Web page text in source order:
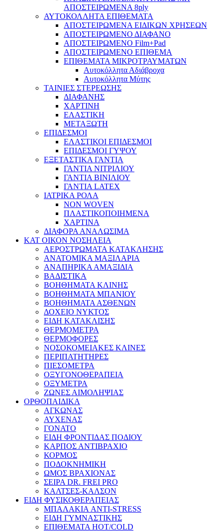
ΑΠΟΣΤΕΙΡΩΜΕΝΑ 8ply
ΑΥΤΟΚΟΛΛΗΤΑ ΕΠΙΘΕΜΑΤΑ
ΑΠΟΣΤΕΙΡΩΜΕΝΑ ΕΙΔΙΚΩΝ ΧΡΗΣΕΩΝ
ΑΠΟΣΤΕΙΡΩΜΕΝΟ ΔΙΑΦΑΝΟ
ΑΠΟΣΤΕΙΡΩΜΕΝΟ Film+Pad
ΑΠΟΣΤΕΙΡΩΜΕΝΟ ΕΠΙΘΕΜΑ
ΕΠΙΘΕΜΑΤΑ ΜΙΚΡΟΤΡΑΥΜΑΤΩΝ
Αυτοκόλλητα Αδιάβροχα
Αυτοκόλλητα Μύτης
ΤΑΙΝΙΕΣ ΣΤΕΡΕΩΣΗΣ
ΔΙΑΦΑΝΗΣ
ΧΑΡΤΙΝΗ
ΕΛΑΣΤΙΚΗ
ΜΕΤΑΞΩΤΗ
ΕΠΙΔΕΣΜΟΙ
ΕΛΑΣΤΙΚΟΙ ΕΠΙΔΕΣΜΟΙ
ΕΠΙΔΕΣΜΟΙ ΓΥΨΟΥ
ΕΞΕΤΑΣΤΙΚΑ ΓΑΝΤΙΑ
ΓΑΝΤΙΑ ΝΙΤΡΙΛΙΟΥ
ΓΑΝΤΙΑ ΒΙΝΙΛΙΟΥ
ΓΑΝΤΙΑ LATEX
ΙΑΤΡΙΚΑ ΡΟΛΑ
NON WOVEN
ΠΛΑΣΤΙΚΟΠΟΙΗΜΕΝΑ
ΧΑΡΤΙΝΑ
ΔΙΑΦΟΡΑ ΑΝΑΛΩΣΙΜΑ
ΚΑΤ ΟΙΚΟΝ ΝΟΣΗΛΕΙΑ
ΑΕΡΟΣΤΡΩΜΑΤΑ ΚΑΤΑΚΛΗΣΗΣ
ΑΝΑΤΟΜΙΚΑ ΜΑΞΙΛΑΡΙΑ
ΑΝΑΠΗΡΙΚΑ ΑΜΑΞΙΔΙΑ
ΒΑΔΙΣΤΙΚΑ
ΒΟΗΘΗΜΑΤΑ ΚΛΙΝΗΣ
ΒΟΗΘΗΜΑΤΑ ΜΠΑΝΙΟΥ
ΒΟΗΘΗΜΑΤΑ ΑΣΘΕΝΩΝ
ΔΟΧΕΙΟ ΝΥΚΤΟΣ
ΕΙΔΗ ΚΑΤΑΚΛΙΣΗΣ
ΘΕΡΜΟΜΕΤΡΑ
ΘΕΡΜΟΦΟΡΕΣ
ΝΟΣΟΚΟΜΕΙΑΚΕΣ ΚΛΙΝΕΣ
ΠΕΡΙΠΑΤΗΤΗΡΕΣ
ΠΙΕΣΟΜΕΤΡΑ
ΟΞΥΓΟΝΟΘΕΡΑΠΕΙΑ
ΟΞΥΜΕΤΡΑ
ΖΩΝΕΣ ΑΙΜΟΛΗΨΙΑΣ
ΟΡΘΟΠΑΙΔΙΚΑ
ΑΓΚΩΝΑΣ
ΑΥΧΕΝΑΣ
ΓΟΝΑΤΟ
ΕΙΔΗ ΦΡΟΝΤΙΔΑΣ ΠΟΔΙΟΥ
ΚΑΡΠΟΣ ΑΝΤΙΒΡΑΧΙΟ
ΚΟΡΜΟΣ
ΠΟΔΟΚΝΗΜΙΚΗ
ΩΜΟΣ ΒΡΑΧΙΟΝΑΣ
ΣΕΙΡΑ DR. FREI PRO
ΚΑΛΤΣΕΣ-ΚΑΛΣΟΝ
ΕΙΔΗ ΦΥΣΙΚΟΘΕΡΑΠΕΙΑΣ
ΜΠΑΛΑΚΙΑ ANTI-STRESS
ΕΙΔΗ ΓΥΜΝΑΣΤΙΚΗΣ
ΕΠΙΘΕΜΑΤΑ HOT/COLD